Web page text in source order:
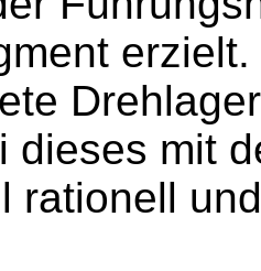
dieses mit
rationell